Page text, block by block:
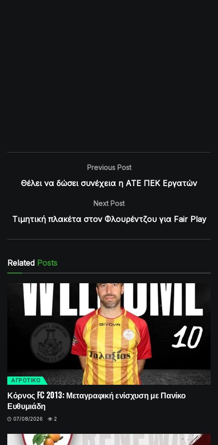
Previous Post
Θέλει να δώσει συνέχεια η ΑΤΕ ΠΕΚ Εργατών
Next Post
Τιμητική πλακέτα στον Φλουρέντζου για Fair Play
Related Posts
ΑΓΡΟΤΙΚΟ
Κόρνος FC 2013: Μεταγραφική ενίσχυση με Πανίκο
Ευθυμιάδη
07/08/2026 2